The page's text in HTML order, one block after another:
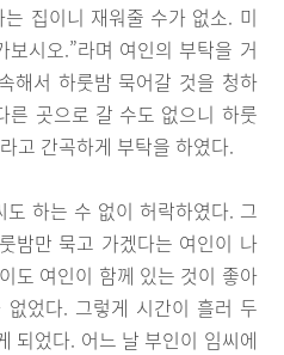
집이니 재워줄 수가 없소. 미
시오.”라며 여인의 부탁을 거
해서 하룻밤 묵어갈 것을 청하
른 곳으로 갈 수도 없으니 하룻
고 간곡하게 부탁을 하였다.
하는 수 없이 허락하였다. 그
밤만 묵고 가겠다는 여인이 나
도 여인이 함께 있는 것이 좋아
었다. 그렇게 시간이 흘러 두
되었다. 어느 날 부인이 임씨에